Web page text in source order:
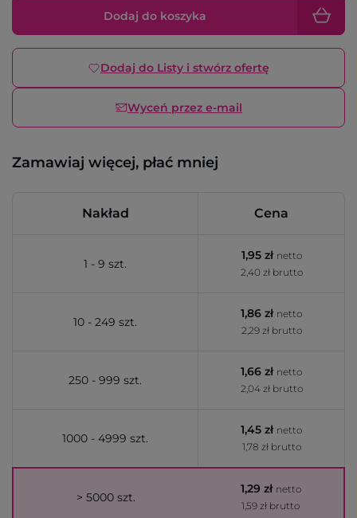
Dodaj do koszyka
Dodaj do Listy i stwórz ofertę
Wyceń przez e-mail
Zamawiaj więcej, płać mniej
Nakład Cena
1 - 9 szt.
1,95 zł netto
2,40 zł brutto
10 - 249 szt.
1,86 zł netto
2,29 zł brutto
250 - 999 szt.
1,66 zł netto
2,04 zł brutto
1000 - 4999 szt.
1,45 zł netto
1,78 zł brutto
> 5000 szt.
1,29 zł netto
1,59 zł brutto